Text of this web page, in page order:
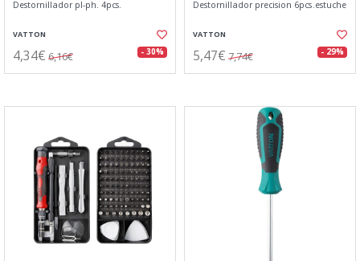
Destornillador pl-ph. 4pcs.
VATTON
4,34€ 6,16€ - 30%
Destornillador precision 6pcs.estuche
VATTON
5,47€ 7,74€ - 29%